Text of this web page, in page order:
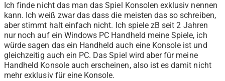
Ich finde nicht das man das Spiel Konsolen exklusiv nennen
kann. Ich weiß zwar das dass die meisten das so schreiben,
aber stimmt halt einfach nicht. Ich spiele zB seit 2 Jahren
nur noch auf ein Windows PC Handheld meine Spiele, ich
würde sagen das ein Handheld auch eine Konsole ist und
gleichzeitig auch ein PC. Das Spiel wird aber für meine
Handheld Konsole auch erscheinen, also ist es damit nicht
mehr exklusiv für eine Konsole.